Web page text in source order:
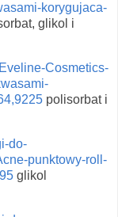
korygujaca-
glikol i
Cosmetics-
polisorbat i
do-
punktowy-roll-
glikol